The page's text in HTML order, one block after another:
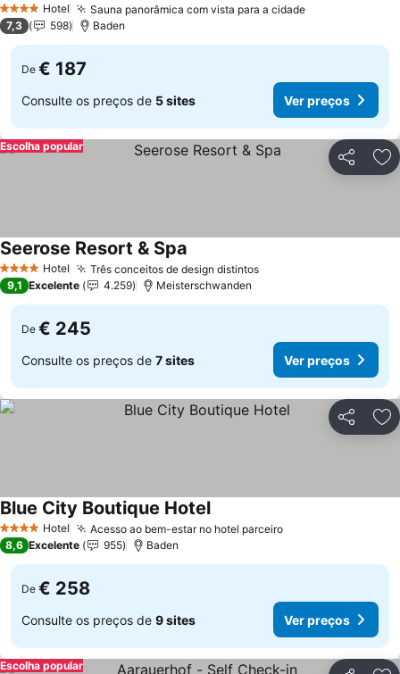
4 EstrelasHotel Sauna panorâmica com vista para a cidade
7,3 598 Baden
De € 187
Consulte os preços de 5 sites Ver preços
Partilhar
Escolha popular
4 EstrelasHotel Três conceitos de design distintos
Seerose Resort & Spa
9,1 Excelente 4.259 Meisterschwanden
De € 245
Consulte os preços de 7 sites Ver preços
Partilhar
4 EstrelasHotel Acesso ao bem-estar no hotel parceiro
Blue City Boutique Hotel
8,6 Excelente 955 Baden
De € 258
Consulte os preços de 9 sites Ver preços
Escolha popular